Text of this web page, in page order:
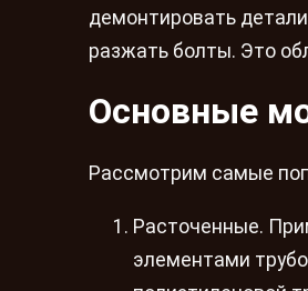
демонтировать
разжать болты. Это
Основные
Рассмотрим самые
Расточенные.
элементами